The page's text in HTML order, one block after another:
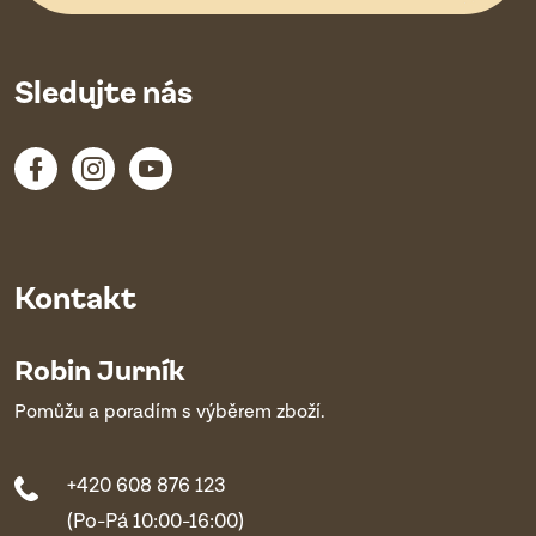
Kontakt
Robin Jurník
Pomůžu a poradím s výběrem zboží.
+420 608 876 123
(Po-Pá 10:00-16:00)
Sledujte nás